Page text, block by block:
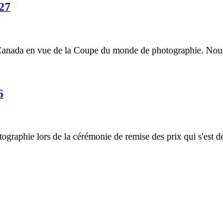
en vue de la Coupe du monde de photographie.
lors de la cérémonie de remise des prix qui